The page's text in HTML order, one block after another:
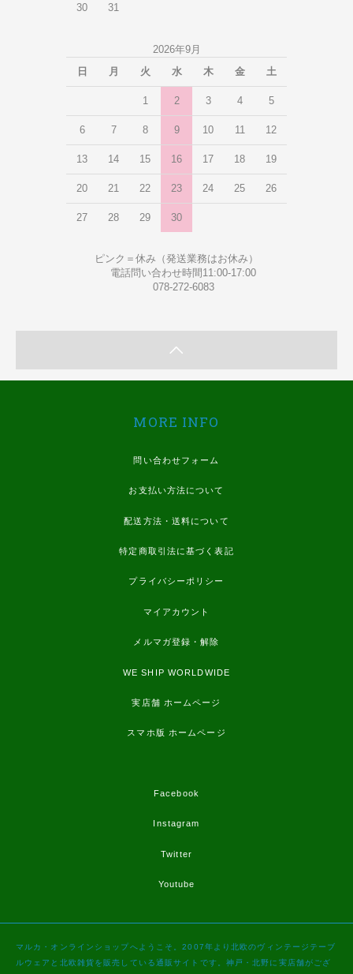
30 31
2026年9月
日
月 火 水 木 金 土
1 2 3 4 5
6 7 8 9 10 11 12
13 14 15 16 17 18 19
20 21 22 23 24 25 26
27 28 29 30
ピンク＝休み（発送業務はお休み）
電話問い合わせ時間11:00-17:00
078-272-6083
MORE INFO
問い合わせフォーム
お支払い方法について
配送方法・送料について
特定商取引法に基づく表記
プライバシーポリシー
マイアカウント
メルマガ登録・解除
WE SHIP WORLDWIDE
実店舗 ホームページ
スマホ版 ホームページ
Facebook
Instagram
Twitter
Youtube
マルカ・オンラインショップへようこそ。2007年より北欧のヴィンテージテーブ
ルウェアと北欧雑貨を販売している通販サイトです。神戸・北野に実店舗がござ